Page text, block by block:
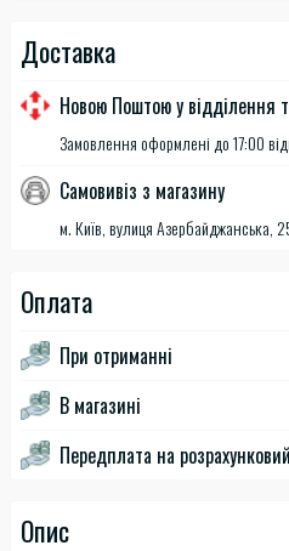
Доставка
Новою Поштою у відділення
Замовлення оформлені до 17:00
Самовивіз з магазину
м. Київ, вулиця Азербайджанська,
Оплата
При отриманні
В магазині
Передплата на
Опис